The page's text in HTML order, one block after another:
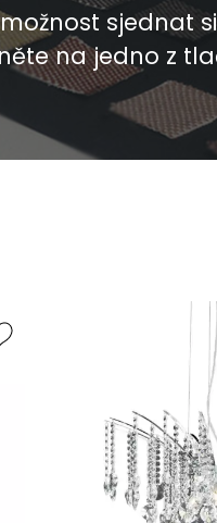
sjednat
na jedno z